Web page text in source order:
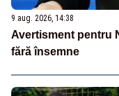
9 aug. 2026, 14:38
Avertisment pentru
fără însemne